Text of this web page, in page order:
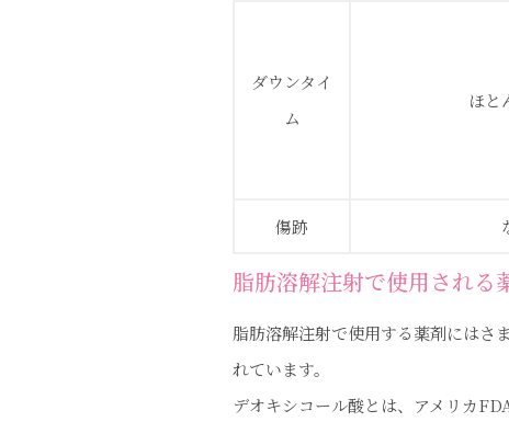
ダウンタイ
ム
ほと
傷跡
脂肪溶解注射で使用される
脂肪溶解注射で使用する薬剤にはさ
れています。
デオキシコール酸とは、アメリカ